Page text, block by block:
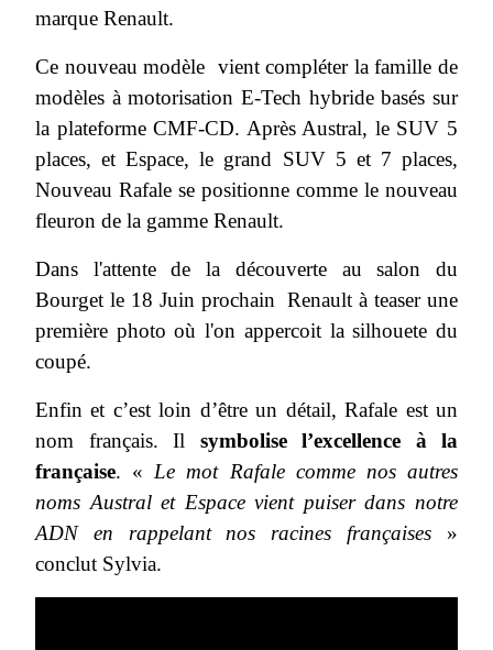
marque Renault.
Ce nouveau modèle vient compléter la famille de
modèles à motorisation E-Tech hybride basés sur
la plateforme CMF-CD. Après Austral, le SUV 5
places, et Espace, le grand SUV 5 et 7 places,
Nouveau Rafale se positionne comme le nouveau
fleuron de la gamme Renault.
Dans l'attente de la découverte au salon du
Bourget le 18 Juin prochain Renault à teaser une
première photo où l'on appercoit la silhouete du
coupé.
Enfin et c’est loin d’être un détail, Rafale est un
nom français. Il symbolise l’excellence à la
française. « Le mot Rafale comme nos autres
noms Austral et Espace vient puiser dans notre
ADN en rappelant nos racines françaises »
conclut Sylvia.